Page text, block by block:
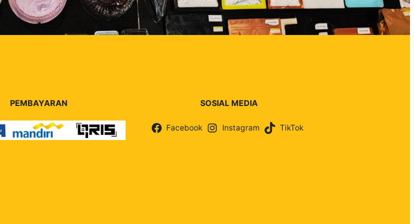
PEMBAYARAN SOSIAL MEDIA
Facebook Instagram TikTok